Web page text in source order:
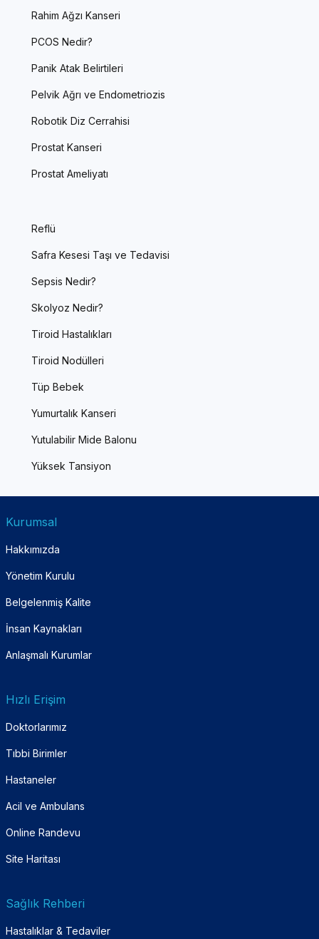
Rahim Ağzı Kanseri
PCOS Nedir?
Panik Atak Belirtileri
Pelvik Ağrı ve Endometriozis
Robotik Diz Cerrahisi
Prostat Kanseri
Prostat Ameliyatı
Reflü
Safra Kesesi Taşı ve Tedavisi
Sepsis Nedir?
Skolyoz Nedir?
Tiroid Hastalıkları
Tiroid Nodülleri
Tüp Bebek
Yumurtalık Kanseri
Yutulabilir Mide Balonu
Yüksek Tansiyon
Kurumsal
Hakkımızda
Yönetim Kurulu
Belgelenmiş Kalite
İnsan Kaynakları
Anlaşmalı Kurumlar
Hızlı Erişim
Doktorlarımız
Tıbbi Birimler
Hastaneler
Acil ve Ambulans
Online Randevu
Site Haritası
Sağlık Rehberi
Hastalıklar & Tedaviler